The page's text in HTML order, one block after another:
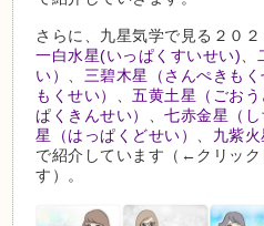
さらに、九星気学で見る２０
一白水星(いっぱくすいせい)
い）
三碧木星（さんぺきもく
もくせい）
、五黄土星（ごおう
ぱくきんせい）
、七赤金星（し
星（はっぱくどせい）
九紫
で紹介しています（←クリック
す）。